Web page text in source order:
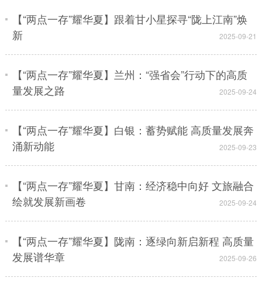
【“两点一存”耀华夏】跟着甘小星探寻“陇上江南”焕
新
2025-09-21
【“两点一存”耀华夏】兰州：“强省会”行动下的高质
量发展之路
2025-09-24
【“两点一存”耀华夏】白银：蓄势赋能 高质量发展奔
涌新动能
2025-09-23
【“两点一存”耀华夏】甘南：经济稳中向好 文旅融合
绘就发展新画卷
2025-09-24
【“两点一存”耀华夏】陇南：逐绿向新启新程 高质量
发展谱华章
2025-09-26